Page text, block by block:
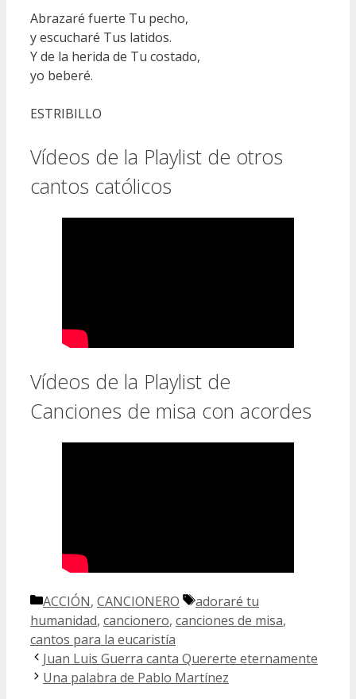
Abrazaré fuerte Tu pecho,
y escucharé Tus latidos.
Y de la herida de Tu costado,
yo beberé.
ESTRIBILLO
Vídeos de la Playlist de otros
cantos católicos
Vídeos de la Playlist de
Canciones de misa con acordes
Categorías
ACCIÓN, CANCIONERO Etiquetas
adoraré tu
humanidad, cancionero, canciones de misa,
cantos para la eucaristía
Juan Luis Guerra canta Quererte eternamente
Una palabra de Pablo Martínez